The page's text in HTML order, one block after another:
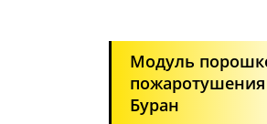
Модуль
Буран